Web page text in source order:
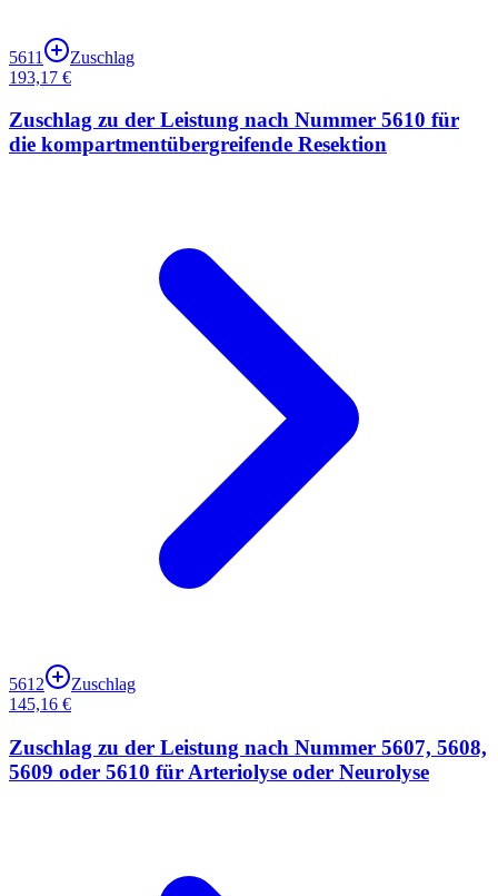
5611
Zuschlag
193,17 €
Zuschlag zu der Leistung nach Nummer 5610 für
die kompartmentübergreifende Resektion
5612
Zuschlag
145,16 €
Zuschlag zu der Leistung nach Nummer 5607, 5608,
5609 oder 5610 für Arteriolyse oder Neurolyse